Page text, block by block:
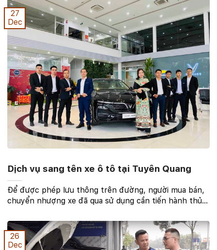
27
Dec
Dịch vụ sang tên xe ô tô tại Tuyên Quang
Để được phép lưu thông trên đường, người mua bán,
chuyển nhượng xe đã qua sử dụng cần tiến hành thủ
pháp luật. Để hiểu rõ hơn về quy định và thủ tục ...
26
Dec